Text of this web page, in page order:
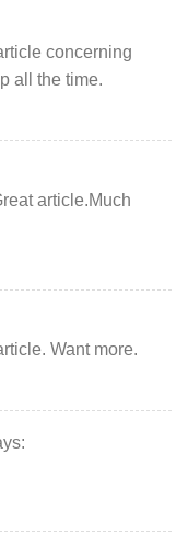
concerning
all the time.
article.Much
Want more.